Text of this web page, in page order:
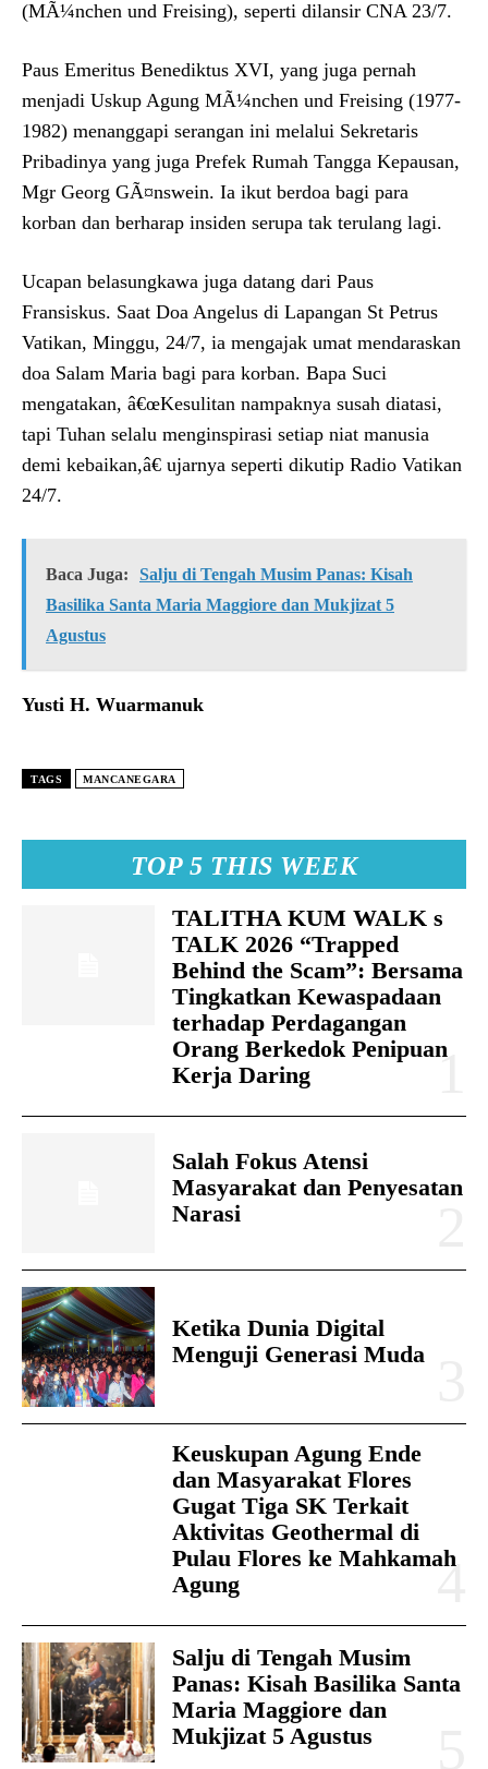
TOP 5 THIS WEEK
TALITHA KUM WALK s
TALK 2026 “Trapped
Behind the Scam”: Bersama
Tingkatkan Kewaspadaan
terhadap Perdagangan
Orang Berkedok Penipuan
Kerja Daring
Salah Fokus Atensi
Masyarakat dan Penyesatan
Narasi
Ketika Dunia Digital
Menguji Generasi Muda
Keuskupan Agung Ende
dan Masyarakat Flores
Gugat Tiga SK Terkait
Aktivitas Geothermal di
Pulau Flores ke Mahkamah
Agung
Salju di Tengah Musim
Panas: Kisah Basilika Santa
Maria Maggiore dan
Mukjizat 5 Agustus
(MÃ¼nchen und Freising), seperti dilansir CNA 23/7.
Paus Emeritus Benediktus XVI, yang juga pernah
menjadi Uskup Agung MÃ¼nchen und Freising (1977-
1982) menanggapi serangan ini melalui Sekretaris
Pribadinya yang juga Prefek Rumah Tangga Kepausan,
Mgr Georg GÃ¤nswein. Ia ikut berdoa bagi para
korban dan berharap insiden serupa tak terulang lagi.
Ucapan belasungkawa juga datang dari Paus
Fransiskus. Saat Doa Angelus di Lapangan St Petrus
Vatikan, Minggu, 24/7, ia mengajak umat mendaraskan
doa Salam Maria bagi para korban. Bapa Suci
mengatakan, â€œKesulitan nampaknya susah diatasi,
tapi Tuhan selalu menginspirasi setiap niat manusia
demi kebaikan,â€ ujarnya seperti dikutip Radio Vatikan
24/7.
Baca Juga:
Salju di Tengah Musim Panas: Kisah
Basilika Santa Maria Maggiore dan Mukjizat 5
Agustus
Yusti H. Wuarmanuk
TAGS MANCANEGARA